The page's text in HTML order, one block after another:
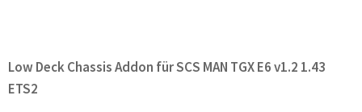
Low Deck Chassis Addon für SCS MAN TGX E6 v1.2 1.43
ETS2